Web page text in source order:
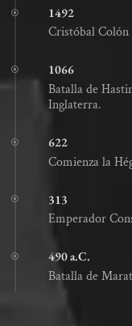
1492
Cristóbal Colón
1066
Batalla de
Inglaterra.
622
Comienza la
313
Emperador
490 a.C.
Batalla de